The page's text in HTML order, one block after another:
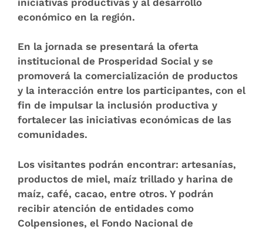
económico en la región.
En la jornada se presentará la oferta
institucional de Prosperidad Social y se
promoverá la comercialización de productos
y la interacción entre los participantes, con el
fin de impulsar la inclusión productiva y
fortalecer las iniciativas económicas de las
comunidades.
Los visitantes podrán encontrar: artesanías,
productos de miel, maíz trillado y harina de
maíz, café, cacao, entre otros. Y podrán
recibir atención de entidades como
Colpensiones, el Fondo Nacional de